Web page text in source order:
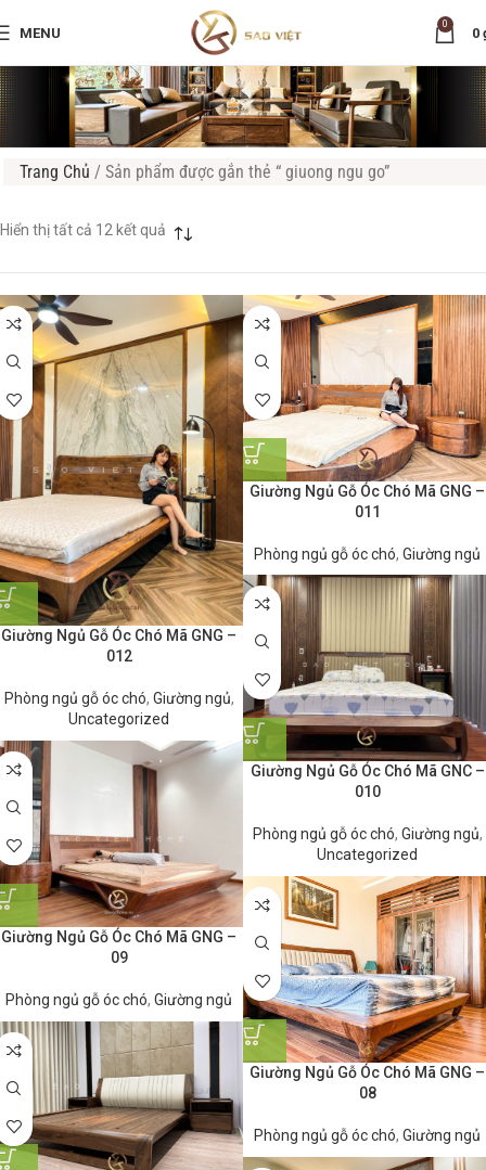
MENU
0
0
Trang Chủ / Sản phẩm được gắn thẻ “ giuong ngu go”
Hiển thị tất cả 12 kết quả
Giường Ngủ Gỗ Óc Chó Mã GNG –
012
Phòng ngủ gỗ óc chó, Giường ngủ,
Uncategorized
Giường Ngủ Gỗ Óc Chó Mã GNG –
011
Phòng ngủ gỗ óc chó, Giường ngủ
Giường Ngủ Gỗ Óc Chó Mã GNC –
010
Phòng ngủ gỗ óc chó, Giường ngủ,
Uncategorized
Giường Ngủ Gỗ Óc Chó Mã GNG –
09
Phòng ngủ gỗ óc chó, Giường ngủ
Giường Ngủ Gỗ Óc Chó Mã GNG –
08
Phòng ngủ gỗ óc chó, Giường ngủ